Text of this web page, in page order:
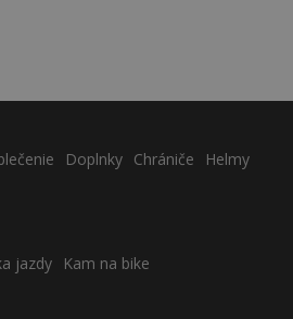
Doplnky Chrániče
Helmy
jazdy
Kam na bike